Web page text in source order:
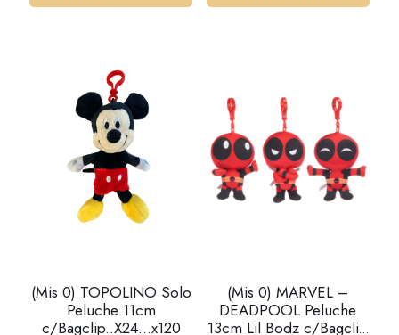
(Mis 0) TOPOLINO Solo
Peluche 11cm
c/Bagclip..X24…x120
(Mis 0) MARVEL –
DEADPOOL Peluche
13cm Lil Bodz c/Bagclip